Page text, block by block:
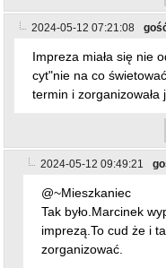
2024-05-12 07:21:08
Impreza miała się nie
cyt"nie na co
termin i zorganizowała
2024-05-12 09:49:21
@~Mieszkaniec
Tak było.Marcinek
imprezą.To cud że i
zorganizować.